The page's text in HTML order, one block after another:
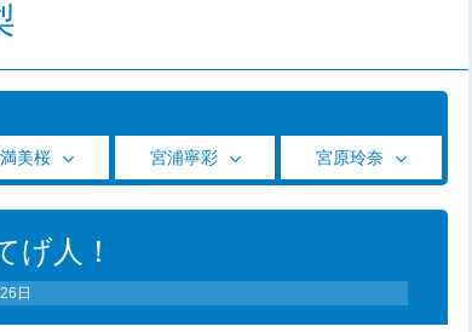
美桜 宮浦寧彩 宮原玲奈
げ人！
日